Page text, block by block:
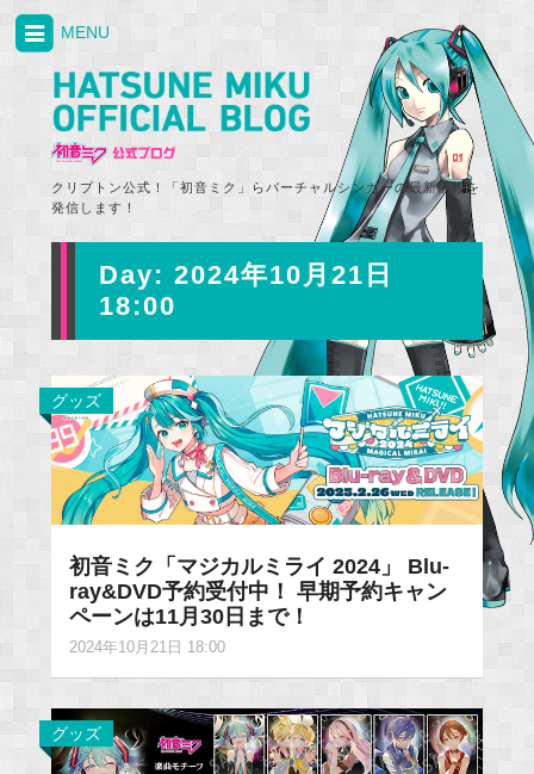
クリプトン公式！「初音ミク」らバーチャルシンガーの最新情報を
発信します！
MENU
Day: 2024年10月21日
18:00
グッズ
初音ミク「マジカルミライ 2024」 Blu-
ray&DVD予約受付中！ 早期予約キャン
ペーンは11月30日まで！
2024年10月21日 18:00
グッズ